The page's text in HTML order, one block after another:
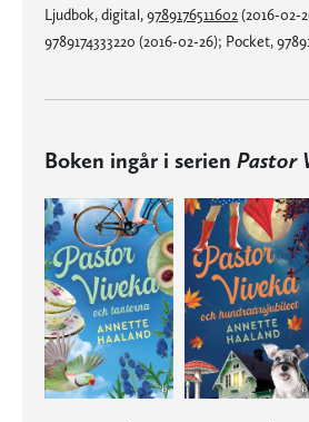
Ljudbok, digital,9789176511602 (2016-02-
9789174333220 (2016-02-26); Pocket,
Boken ingår i serien Pastor